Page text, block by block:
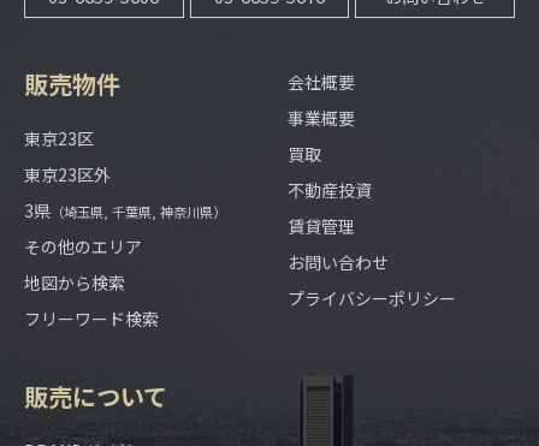
販売物件
東京23区
東京23区外
3県 （埼玉県, 千葉県, 神奈川県）
その他のエリア
地図から検索
フリーワード検索
販売について
会社概要
事業概要
買取
不動産投資
賃貸管理
お問い合わせ
プライバシーポリシー